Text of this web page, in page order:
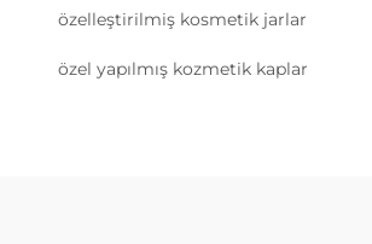
özelleştirilmiş kosmetik jarlar
özel yapılmış kozmetik kaplar